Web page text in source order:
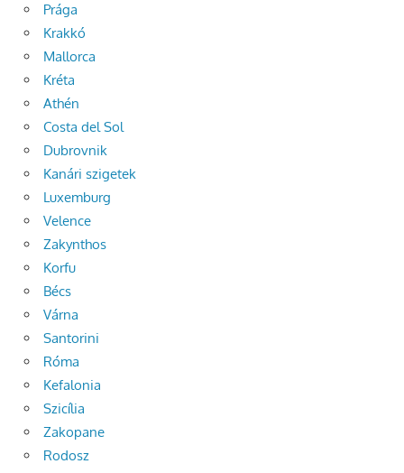
Prága
Krakkó
Mallorca
Kréta
Athén
Costa del Sol
Dubrovnik
Kanári szigetek
Luxemburg
Velence
Zakynthos
Korfu
Bécs
Várna
Santorini
Róma
Kefalonia
Szicília
Zakopane
Rodosz